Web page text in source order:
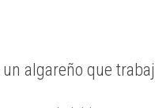
algareño que